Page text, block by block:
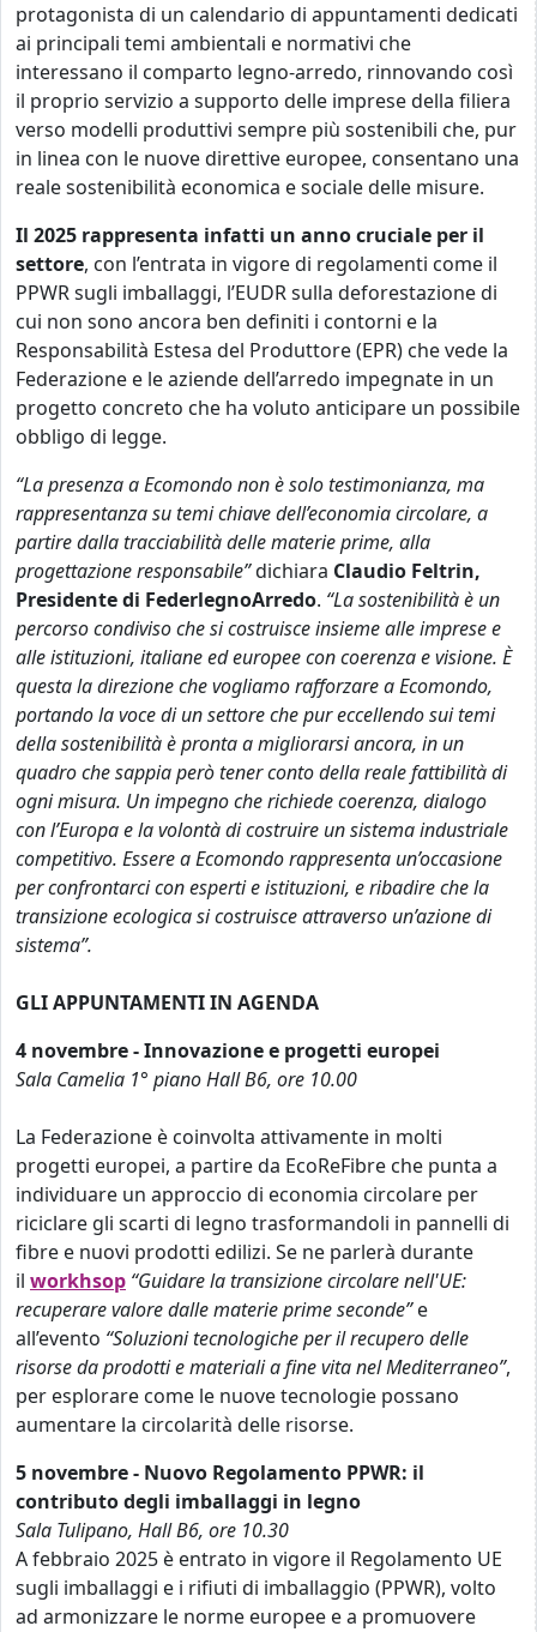
protagonista di un calendario di appuntamenti dedicati
ai principali temi ambientali e normativi che
interessano il comparto legno-arredo, rinnovando così
il proprio servizio a supporto delle imprese della filiera
verso modelli produttivi sempre più sostenibili che, pur
in linea con le nuove direttive europee, consentano una
reale sostenibilità economica e sociale delle misure.
Il 2025 rappresenta infatti un anno cruciale per il
settore, con l’entrata in vigore di regolamenti come il
PPWR sugli imballaggi, l’EUDR sulla deforestazione di
cui non sono ancora ben definiti i contorni e la
Responsabilità Estesa del Produttore (EPR) che vede la
Federazione e le aziende dell’arredo impegnate in un
progetto concreto che ha voluto anticipare un possibile
obbligo di legge.
“La presenza a Ecomondo non è solo testimonianza, ma
rappresentanza su temi chiave dell’economia circolare, a
partire dalla tracciabilità delle materie prime, alla
progettazione responsabile”dichiara Claudio Feltrin,
Presidente di FederlegnoArredo. “La sostenibilità è un
percorso condiviso che si costruisce insieme alle imprese e
alle istituzioni, italiane ed europee con coerenza e visione. È
questa la direzione che vogliamo rafforzare a Ecomondo,
portando la voce di un settore che pur eccellendo sui temi
della sostenibilità è pronta a migliorarsi ancora, in un
quadro che sappia però tener conto della reale fattibilità di
ogni misura. Un impegno che richiede coerenza, dialogo
con l’Europa e la volontà di costruire un sistema industriale
competitivo. Essere a Ecomondo rappresenta un’occasione
per confrontarci con esperti e istituzioni, e ribadire che la
transizione ecologica si costruisce attraverso un’azione di
sistema”.
GLI APPUNTAMENTI IN AGENDA
4 novembre - Innovazione e progetti europei
Sala Camelia 1° piano Hall B6, ore 10.00
La Federazione è coinvolta attivamente in molti
progetti europei, a partire da EcoReFibre che punta a
individuare un approccio di economia circolare per
riciclare gli scarti di legno trasformandoli in pannelli di
fibre e nuovi prodotti edilizi. Se ne parlerà durante
il workhsop “Guidare la transizione circolare nell'UE:
recuperare valore dalle materie prime seconde”e
all’evento “Soluzioni tecnologiche per il recupero delle
risorse da prodotti e materiali a fine vita nel Mediterraneo”,
per esplorare come le nuove tecnologie possano
aumentare la circolarità delle risorse.
5 novembre - Nuovo Regolamento PPWR: il
contributo degli imballaggi in legno
Sala Tulipano, Hall B6, ore 10.30
A febbraio 2025 è entrato in vigore il Regolamento UE
sugli imballaggi e i rifiuti di imballaggio (PPWR), volto
ad armonizzare le norme europee e a promuovere